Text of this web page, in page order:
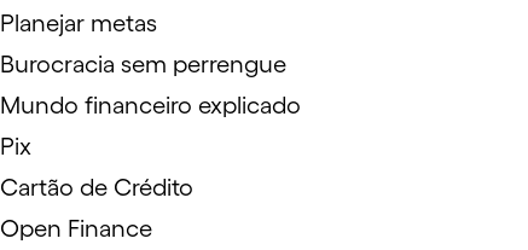
Planejar metas
Burocracia sem perrengue
Mundo financeiro explicado
Pix
Cartão de Crédito
Open Finance